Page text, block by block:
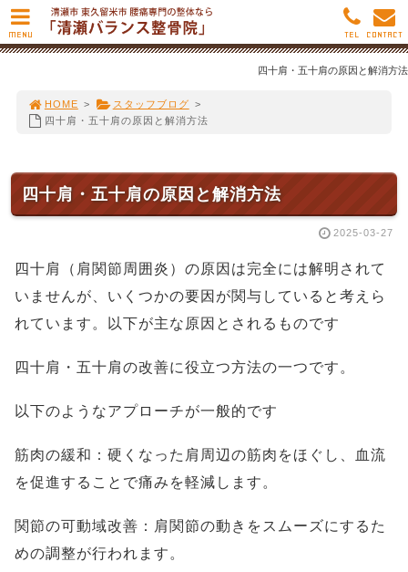
四十肩・五十肩の原因と解消方法
HOME > スタッフブログ >
四十肩・五十肩の原因と解消方法
四十肩・五十肩の原因と解消方法
2025-03-27
四十肩（肩関節周囲炎）の原因は完全には解明されて
いませんが、いくつかの要因が関与していると考えら
れています。以下が主な原因とされるものです
四十肩・五十肩の改善に役立つ方法の一つです。
以下のようなアプローチが一般的です
筋肉の緩和：硬くなった肩周辺の筋肉をほぐし、血流
を促進することで痛みを軽減します。
関節の可動域改善：肩関節の動きをスムーズにするた
めの調整が行われます。
MENU CONTACT
TEL